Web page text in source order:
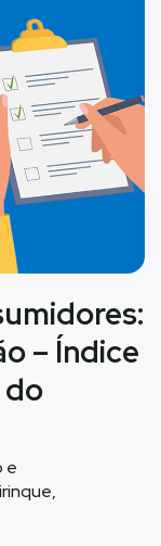
– Índice
e